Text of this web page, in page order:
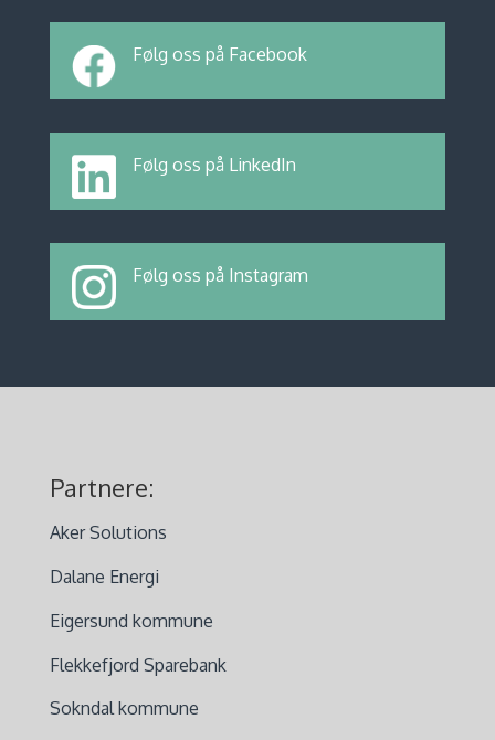
Følg oss på Facebook
Følg oss på LinkedIn
Følg oss på Instagram
Partnere:
Aker Solutions
Dalane Energi
Eigersund kommune
Flekkefjord Sparebank
Sokndal kommune